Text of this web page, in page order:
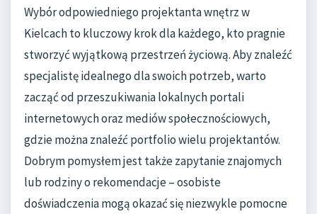
Wybór odpowiedniego projektanta wnętrz w
Kielcach to kluczowy krok dla każdego, kto pragnie
stworzyć wyjątkową przestrzeń życiową. Aby znaleźć
specjalistę idealnego dla swoich potrzeb, warto
zacząć od przeszukiwania lokalnych portali
internetowych oraz mediów społecznościowych,
gdzie można znaleźć portfolio wielu projektantów.
Dobrym pomysłem jest także zapytanie znajomych
lub rodziny o rekomendacje – osobiste
doświadczenia mogą okazać się niezwykle pomocne